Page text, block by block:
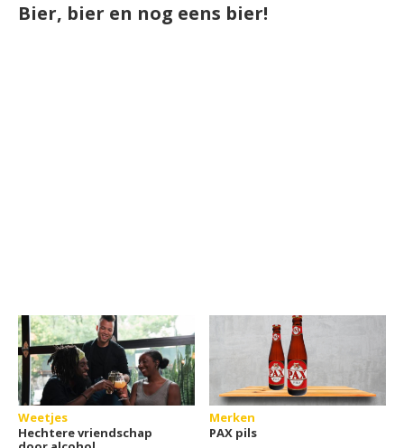
Bier, bier en nog eens bier!
Weetjes
Hechtere vriendschap
Merken
PAX pils